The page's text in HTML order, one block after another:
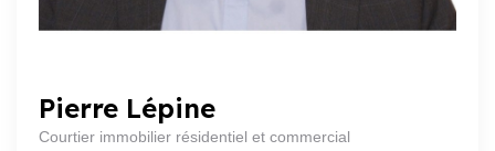
Pierre Lépine
Courtier immobilier résidentiel et commercial